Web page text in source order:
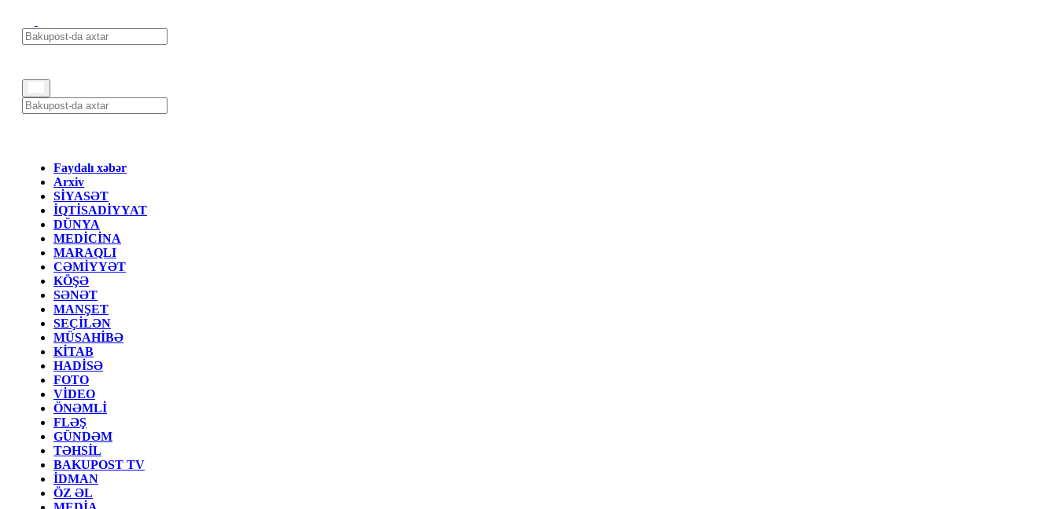
Faydalı xəbər
Arxiv
SİYASƏT
İQTİSADİYYAT
DÜNYA
MEDİCİNA
MARAQLI
CƏMİYYƏT
KÖŞƏ
SƏNƏT
MANŞET
SEÇİLƏN
MÜSAHİBƏ
KİTAB
HADİSƏ
FOTO
VİDEO
ÖNƏMLİ
FLƏŞ
GÜNDƏM
TƏHSİL
BAKUPOST TV
İDMAN
ÖZ ƏL